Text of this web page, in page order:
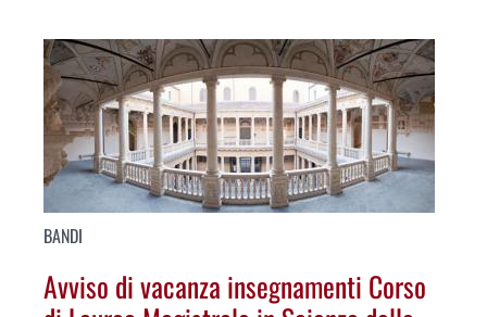
BANDI
Avviso di vacanza insegnamenti Corso